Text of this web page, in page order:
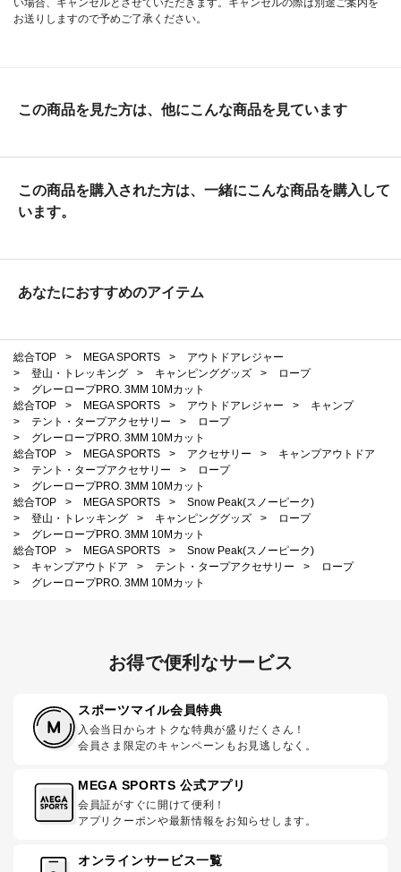
お送りしますので予めご了承ください。
この商品を見た方は、他にこんな商品を見ています
この商品を購入された方は、一緒にこんな商品を購入して
います。
あなたにおすすめのアイテム
総合TOP > MEGA SPORTS >
アウトドアレジャー
>
登山・トレッキング > キャンピンググッズ >
ロープ
>
グレーロープPRO. 3MM 10Mカット
総合TOP
> MEGA SPORTS > アウトドアレジャー >
キャンプ
>
テント・タープアクセサリー >
ロープ
>
グレーロープPRO. 3MM 10Mカット
総合TOP
> MEGA SPORTS > アクセサリー >
キャンプアウトドア
>
テント・タープアクセサリー >
ロープ
>
グレーロープPRO. 3MM 10Mカット
総合TOP
> MEGA SPORTS >
Snow Peak(スノーピーク)
>
登山・トレッキング > キャンピンググッズ >
ロープ
>
グレーロープPRO. 3MM 10Mカット
総合TOP
> MEGA SPORTS >
Snow Peak(スノーピーク)
>
キャンプアウトドア > テント・タープアクセサリー >
ロープ
>
グレーロープPRO. 3MM 10Mカット
お得で便利なサービス
スポーツマイル会員特典
入会当日からオトクな特典が盛りだくさん！
会員さま限定のキャンペーンもお見逃しなく。
MEGA SPORTS 公式アプリ
会員証がすぐに開けて便利！
アプリクーポンや最新情報をお知らせします。
オンラインサービス一覧